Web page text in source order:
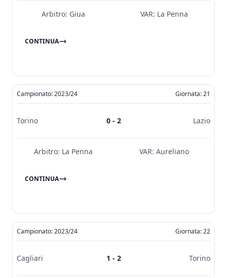
Arbitro: Giua VAR: La Penna
CONTINUA
Campionato: 2023/24 Giornata: 21
Torino 0 - 2 Lazio
Arbitro: La Penna VAR: Aureliano
CONTINUA
Campionato: 2023/24 Giornata: 22
Cagliari 1 - 2 Torino